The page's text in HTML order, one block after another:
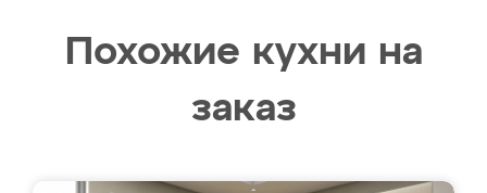
Похожие кухни на
заказ